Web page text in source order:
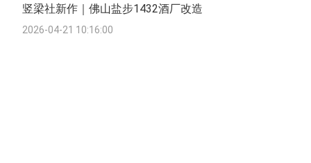
竖梁社新作｜佛山盐步1432酒厂改造
2026-04-21 10:16:00